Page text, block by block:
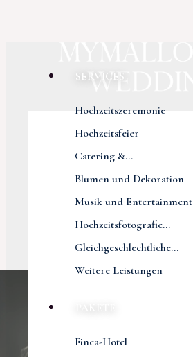
SERVICES
Hochzeitszeremonie
Hochzeitsfeier
Catering &...
Blumen und Dekoration
Musik und Entertainment
Hochzeitsfotografie...
Gleichgeschlechtliche...
Weitere Leistungen
Finca-Hotel